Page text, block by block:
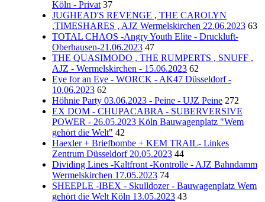
Köln - Privat 37
JUGHEAD'S REVENGE , THE CAROLYN
,TIMESHARES , AJZ Wermelskirchen 22.06.2023 63
TOTAL CHAOS -Angry Youth Elite - Druckluft-
Oberhausen-21.06.2023 47
THE QUASIMODO , THE RUMPERTS , SNUFF ,
AJZ - Wermelskirchen - 15.06.2023 62
Eye for an Eye - WORCK - AK47 Düsseldorf -
10.06.2023 62
Höhnie Party 03.06.2023 - Peine - UJZ Peine 272
EX DOM - CHUPACABRA - SUBERVERSIVE
POWER - 26.05.2023 Köln Bauwagenplatz "Wem
gehört die Welt" 42
Haexler + Briefbombe + KEM TRAIL- Linkes
Zentrum Düsseldorf 20.05.2023 44
Dividing Lines -Kaltfront -Kontrolle - AJZ Bahndamm
Wermelskirchen 17.05.2023 74
SHEEPLE -IBEX - Skulldozer - Bauwagenplatz Wem
gehört die Welt Köln 13.05.2023 43